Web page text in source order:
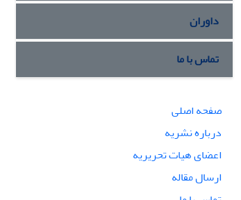
داوران
تماس با ما
صفحه اصلی
درباره نشریه
اعضای هیات تحریریه
ارسال مقاله